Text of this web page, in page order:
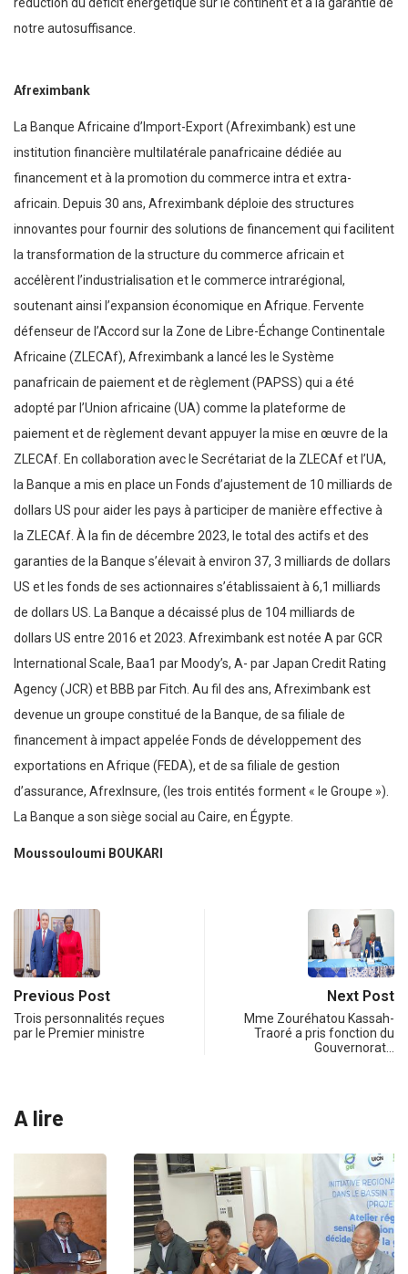
réduction du déficit énergétique sur le continent et à la garantie de
notre autosuffisance.
Afreximbank
La Banque Africaine d’Import-Export (Afreximbank) est une
institution financière multilatérale panafricaine dédiée au
financement et à la promotion du commerce intra et extra-
africain. Depuis 30 ans, Afreximbank déploie des structures
innovantes pour fournir des solutions de financement qui facilitent
la transformation de la structure du commerce africain et
accélèrent l’industrialisation et le commerce intrarégional,
soutenant ainsi l’expansion économique en Afrique. Fervente
défenseur de l’Accord sur la Zone de Libre-Échange Continentale
Africaine (ZLECAf), Afreximbank a lancé les le Système
panafricain de paiement et de règlement (PAPSS) qui a été
adopté par l’Union africaine (UA) comme la plateforme de
paiement et de règlement devant appuyer la mise en œuvre de la
ZLECAf. En collaboration avec le Secrétariat de la ZLECAf et l’UA,
la Banque a mis en place un Fonds d’ajustement de 10 milliards de
dollars US pour aider les pays à participer de manière effective à
la ZLECAf. À la fin de décembre 2023, le total des actifs et des
garanties de la Banque s’élevait à environ 37, 3 milliards de dollars
US et les fonds de ses actionnaires s’établissaient à 6,1 milliards
de dollars US. La Banque a décaissé plus de 104 milliards de
dollars US entre 2016 et 2023. Afreximbank est notée A par GCR
International Scale, Baa1 par Moody’s, A- par Japan Credit Rating
Agency (JCR) et BBB par Fitch. Au fil des ans, Afreximbank est
devenue un groupe constitué de la Banque, de sa filiale de
financement à impact appelée Fonds de développement des
exportations en Afrique (FEDA), et de sa filiale de gestion
d’assurance, AfrexInsure, (les trois entités forment « le Groupe »).
La Banque a son siège social au Caire, en Égypte.
Moussouloumi BOUKARI
Previous Post
Trois personnalités reçues
par le Premier ministre
Next Post
Mme Zouréhatou Kassah-
Traoré a pris fonction du
Gouvernorat…
A lire